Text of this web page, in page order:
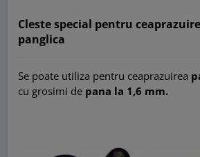
Cleste special pentru
panglica
Se poate utiliza pentru ceaprazuirea
cu grosimi de pana la 1,6 mm.